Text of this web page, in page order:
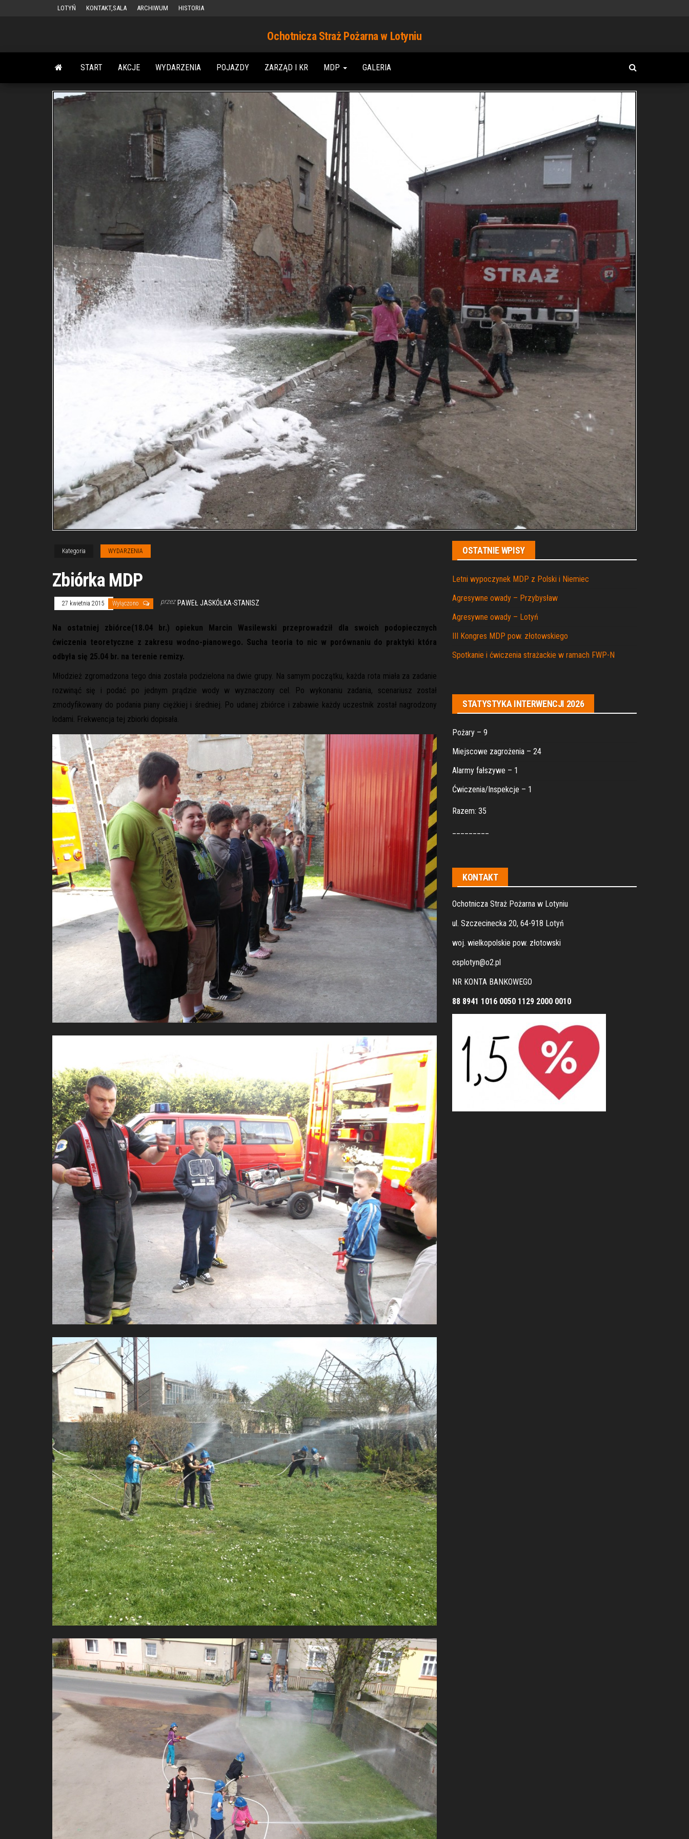
LOTYŃ KONTAKT,SALA ARCHIWUM HISTORIA
Ochotnicza Straż Pożarna w Lotyniu
START AKCJE WYDARZENIA POJAZDY ZARZĄD I KR MDP GALERIA
Kategoria WYDARZENIA
Zbiórka MDP
27 kwietnia 2015 Wyłączono przez PAWEŁ JASKÓŁKA-STANISZ
Na ostatniej zbiórce(18.04 br.) opiekun Marcin Wasilewski przeprowadził dla swoich podopiecznych
ćwiczenia teoretyczne z zakresu wodno-pianowego. Sucha teoria to nic w porównaniu do praktyki która
odbyła się 25.04 br. na terenie remizy.
Młodzież zgromadzona tego dnia została podzielona na dwie grupy. Na samym początku, każda rota miała za zadanie
rozwinąć się i podać po jednym prądzie wody w wyznaczony cel. Po wykonaniu zadania, scenariusz został
zmodyfikowany do podania piany ciężkiej i średniej. Po udanej zbiórce i zabawie każdy uczestnik został nagrodzony
lodami. Frekwencja tej zbiorki dopisała.
OSTATNIE WPISY
Letni wypoczynek MDP z Polski i Niemiec
Agresywne owady – Przybysław
Agresywne owady – Lotyń
III Kongres MDP pow. złotowskiego
Spotkanie i ćwiczenia strażackie w ramach FWP-N
STATYSTYKA INTERWENCJI 2026
Pożary – 9
Miejscowe zagrożenia – 24
Alarmy fałszywe – 1
Ćwiczenia/Inspekcje – 1
Razem: 35
KONTAKT
Ochotnicza Straż Pożarna w Lotyniu
ul. Szczecinecka 20, 64-918 Lotyń
woj. wielkopolskie pow. złotowski
osplotyn@o2.pl
NR KONTA BANKOWEGO
88 8941 1016 0050 1129 2000 0010